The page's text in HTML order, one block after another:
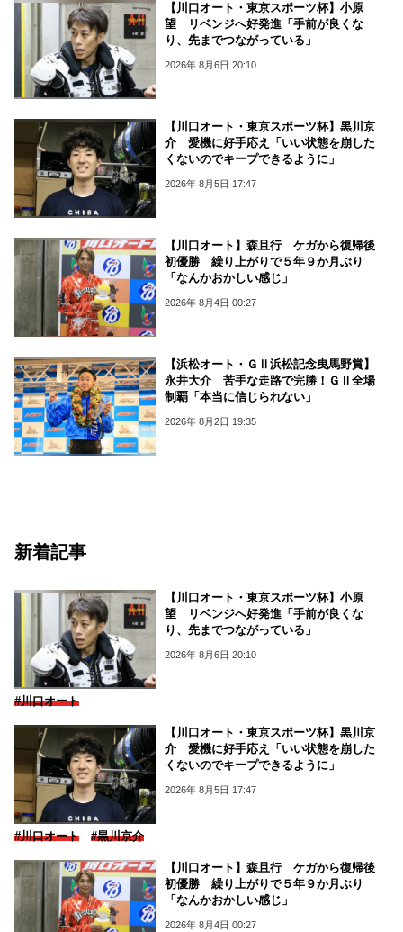
【川口オート・東京スポーツ杯】小原
望 リベンジへ好発進「手前が良くな
り、先までつながっている」
2026年 8月6日 20:10
【川口オート・東京スポーツ杯】黒川京
介 愛機に好手応え「いい状態を崩した
くないのでキープできるように」
2026年 8月5日 17:47
【川口オート】森且行 ケガから復帰後
初優勝 繰り上がりで５年９か月ぶり
「なんかおかしい感じ」
2026年 8月4日 00:27
【浜松オート・ＧⅡ浜松記念曳馬野賞】
永井大介 苦手な走路で完勝！ＧⅡ全場
制覇「本当に信じられない」
2026年 8月2日 19:35
新着記事
【川口オート・東京スポーツ杯】小原
望 リベンジへ好発進「手前が良くな
り、先までつながっている」
2026年 8月6日 20:10
#川口オート
【川口オート・東京スポーツ杯】黒川京
介 愛機に好手応え「いい状態を崩した
くないのでキープできるように」
2026年 8月5日 17:47
#川口オート #黒川京介
【川口オート】森且行 ケガから復帰後
初優勝 繰り上がりで５年９か月ぶり
「なんかおかしい感じ」
2026年 8月4日 00:27